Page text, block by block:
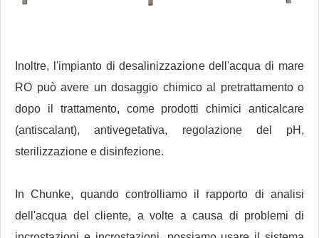
Inoltre, l'impianto di desalinizzazione dell'acqua di mare
RO può avere un dosaggio chimico al pretrattamento o
dopo il trattamento, come prodotti chimici anticalcare
(antiscalant), antivegetativa, regolazione del pH,
sterilizzazione e disinfezione.
In Chunke, quando controlliamo il rapporto di analisi
dell'acqua del cliente, a volte a causa di problemi di